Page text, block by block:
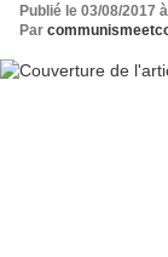
Publié le 03/08/2017
Par